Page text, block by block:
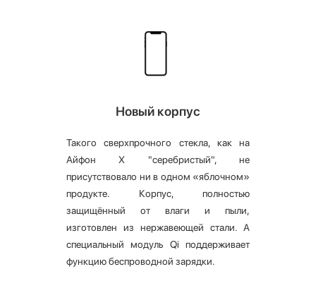
Новый корпус
Такого сверхпрочного стекла, как на
Айфон X "серебристый", не
присутствовало ни в одном «яблочном»
продукте. Корпус, полностью
защищённый от влаги и пыли,
изготовлен из нержавеющей стали. А
специальный модуль Qi поддерживает
функцию беспроводной зарядки.